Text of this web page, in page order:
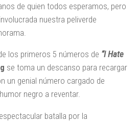
de quien todos esperamos, pero
nuestra peliverde
los primeros 5 números de “I Hate
se toma un descanso para recargar
un genial número cargado de
negro a reventar.
batalla por la